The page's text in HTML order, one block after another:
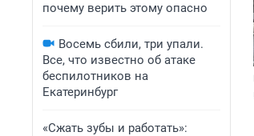
почему верить этому опасно
Восемь сбили, три упали.
Все, что известно об атаке
беспилотников на
Екатеринбург
«Сжать зубы и работать»: